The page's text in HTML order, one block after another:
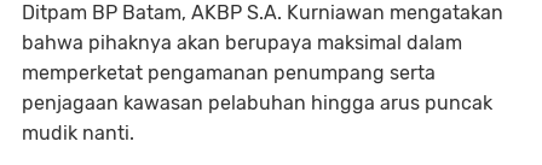
Ditpam BP Batam, AKBP S.A. Kurniawan mengatakan
bahwa pihaknya akan berupaya maksimal dalam
memperketat pengamanan penumpang serta
penjagaan kawasan pelabuhan hingga arus puncak
mudik nanti.